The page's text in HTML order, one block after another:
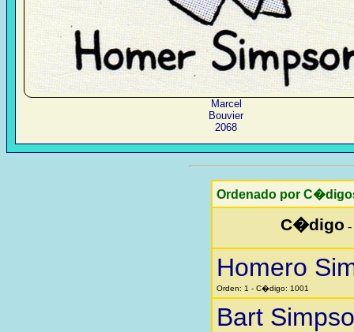
Marcel
Bouvier
2068
Ordenado por
C�digo -
Homero
Orden: 1 - C�digo: 1001
Bart